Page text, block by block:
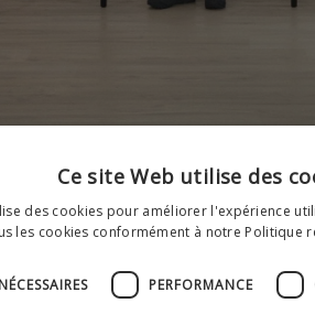
Ce site Web utilise des
des cookies pour améliorer l'expérience
les cookies conformément à notre Politique
PERFORMANCE